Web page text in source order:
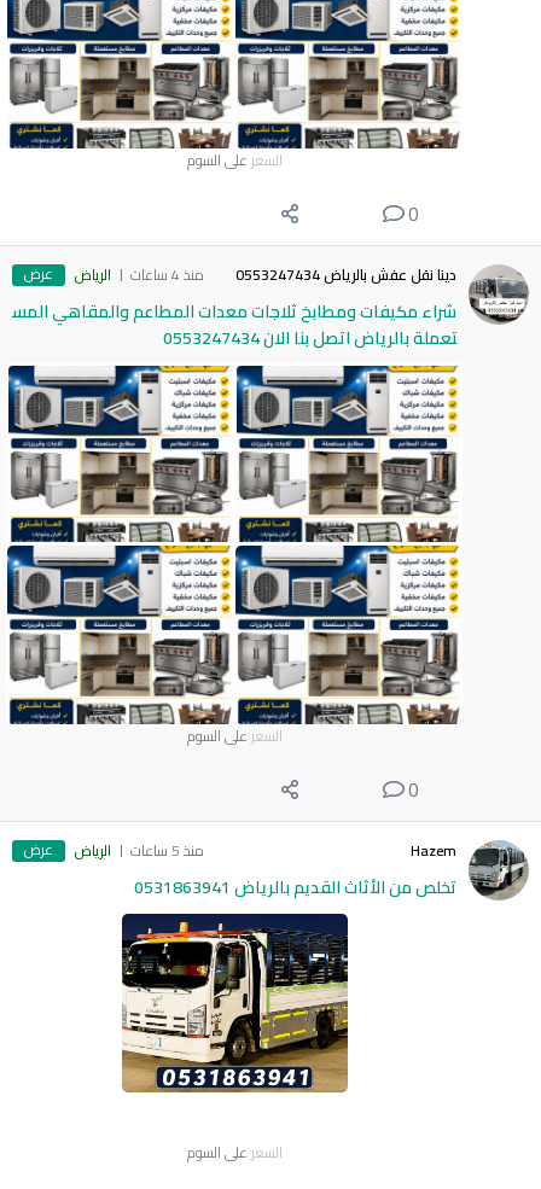
السعر على السوم
0
دينا نقل عفش بالرياض 0553247434 منذ 4 ساعات الرياض عرض
شراء مكيفات ومطابخ ثلاجات معدات المطاعم والمقاهي المس
تعملة بالرياض اتصل بنا الان 0553247434
السعر على السوم
0
Hazem منذ 5 ساعات الرياض عرض
تخلص من الأثاث القديم بالرياض 0531863941
السعر على السوم